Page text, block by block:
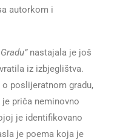
autorkom i
nastajala je još
iz izbjeglištva.
o poslijeratnom gradu,
priča neminovno
je identifikovano
je poema koja je